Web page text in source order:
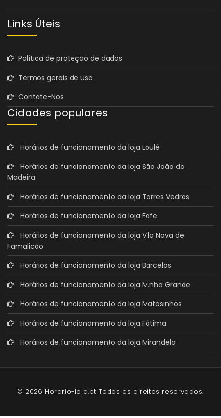
Links Úteis
Política de proteção de dados
Termos gerais de uso
Contate-Nos
Cidades populares
Horários de funcionamento da loja Loulé
Horários de funcionamento da loja São João da
Madeira
Horários de funcionamento da loja Torres Vedras
Horários de funcionamento da loja Fafe
Horários de funcionamento da loja Vila Nova de
Famalicão
Horários de funcionamento da loja Barcelos
Horários de funcionamento da loja M.nha Grande
Horários de funcionamento da loja Matosinhos
Horários de funcionamento da loja Fátima
Horários de funcionamento da loja Mirandela
© 2026 Horario-loja.pt Todos os direitos reservados.